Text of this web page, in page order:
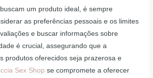
um produto ideal, é sempre
as preferências pessoais e os limites
e buscar informações sobre
é crucial, assegurando que a
produtos oferecidos seja prazerosa e
Sex Shop se compromete a oferecer